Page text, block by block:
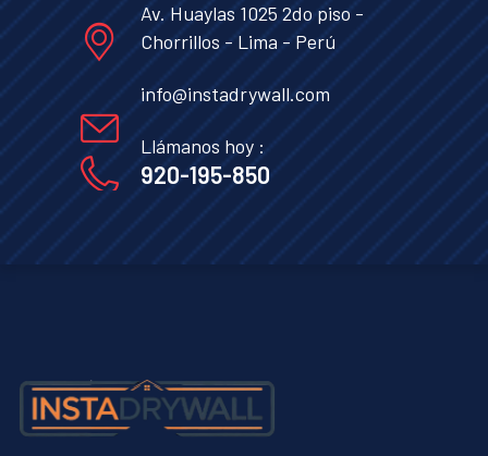
Av. Huaylas 1025 2do piso -
Chorrillos - Lima - Perú
info@instadrywall.com
Llámanos hoy :
920-195-850